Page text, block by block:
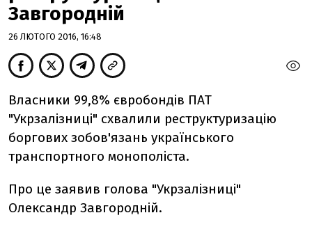
Завгородній
26 ЛЮТОГО 2016, 16:48
Власники 99,8% євробондів ПАТ
"Укрзалізниці" схвалили реструктуризацію
боргових зобов'язань українського
транспортного монополіста.
Про це заявив голова "Укрзалізниці"
Олександр Завгородній.